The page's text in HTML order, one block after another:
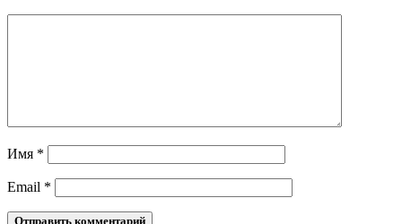
Имя *
Email *